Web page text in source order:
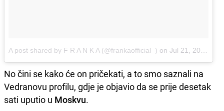
A post shared by F R A N K A (@frankaofficial_) on Jul 21, 2018 at 12:17pm PDT
No čini se kako će on pričekati, a to smo saznali na
Vedranovu profilu, gdje je objavio da se prije desetak
sati uputio u Moskvu.